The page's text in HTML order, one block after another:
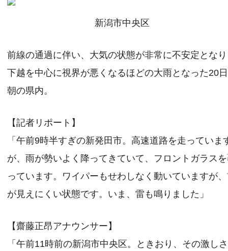
新潟市中央区
前線の通過に伴い、大気の状態が非常に不安定とな
下越を中心に視界が悪くなるほどの大雨となった20日
朝の県内。
【記者リポート】
「午前9時半すぎの新発田市。高速道路を走っていま
が、雨が勢いよく降ってきていて、フロントガラス
っています。ワイパーもせわしなく動いていますが
が見えにくい状態です。いま、雷も鳴りました」
【齋藤正昂アナウンサー】
「午前11時前の新潟市中央区。ときおり、その激しさ